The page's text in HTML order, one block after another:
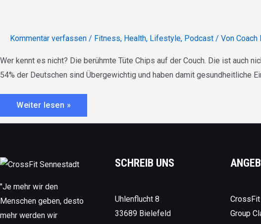
Kommentar verfassen / Fitness, Health, Lifestyle, Podcast / Von Coach
Wer kennt es nicht? Die berühmte Tüte Chips auf der Couch. Die ist auch
54% der Deutschen sind Übergewichtig und haben damit gesundheitliche
E49
ZUR
FITNESS
Weiter lesen »
"Je mehr wir den
Menschen geben, desto
mehr werden wir
SCHREIB UNS
Uhlenflucht 8
33689 Bielefeld
Group